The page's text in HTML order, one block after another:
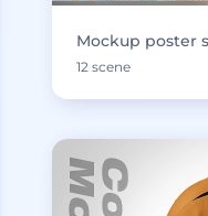
Mockup poster
12 scene